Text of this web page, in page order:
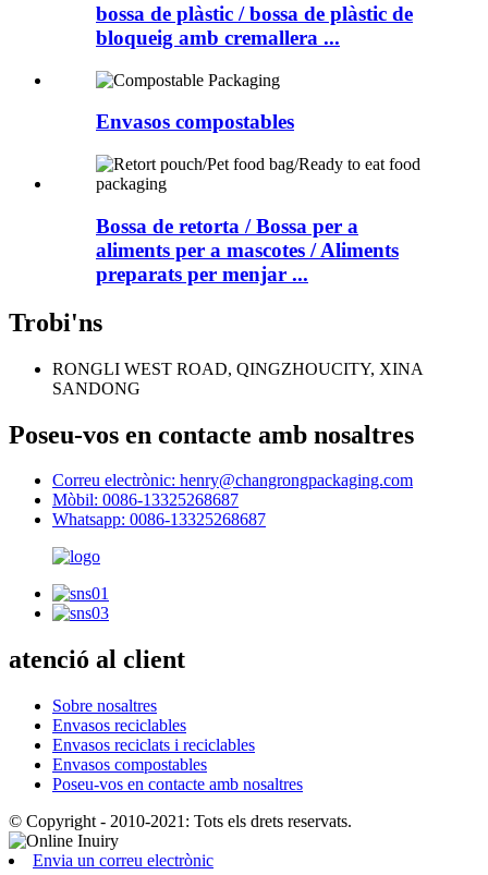
bossa de plàstic / bossa de plàstic de
bloqueig amb cremallera ...
Envasos compostables
Bossa de retorta / Bossa per a
aliments per a mascotes / Aliments
preparats per menjar ...
Trobi'ns
RONGLI WEST ROAD, QINGZHOUCITY, XINA
SANDONG
Poseu-vos en contacte amb nosaltres
Correu electrònic: henry@changrongpackaging.com
Mòbil: 0086-13325268687
Whatsapp: 0086-13325268687
atenció al client
Sobre nosaltres
Envasos reciclables
Envasos reciclats i reciclables
Envasos compostables
Poseu-vos en contacte amb nosaltres
© Copyright - 2010-2021: Tots els drets reservats.
Envia un correu electrònic